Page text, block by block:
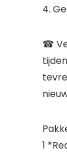
4.
☎
1